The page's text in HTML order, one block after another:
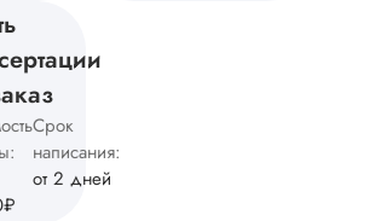
Срок
написания:
от 2 дней